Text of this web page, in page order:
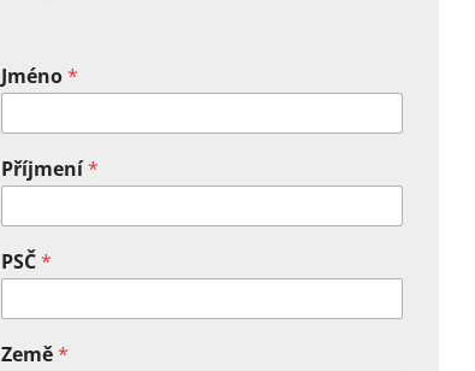
Jméno*
Příjmení*
PSČ*
Země*